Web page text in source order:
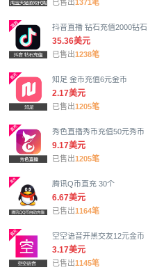
已售出1371笔
抖音直播 钻石充值2000钻石
35.36美元
已售出1238笔
知足 金币充值6元金币
2.17美元
已售出1205笔
秀色直播秀币充值50元秀币
9.17美元
已售出1205笔
腾讯Q币直充 30个
6.67美元
已售出1164笔
空空语音开黑交友12元金币
3.17美元
已售出1145笔